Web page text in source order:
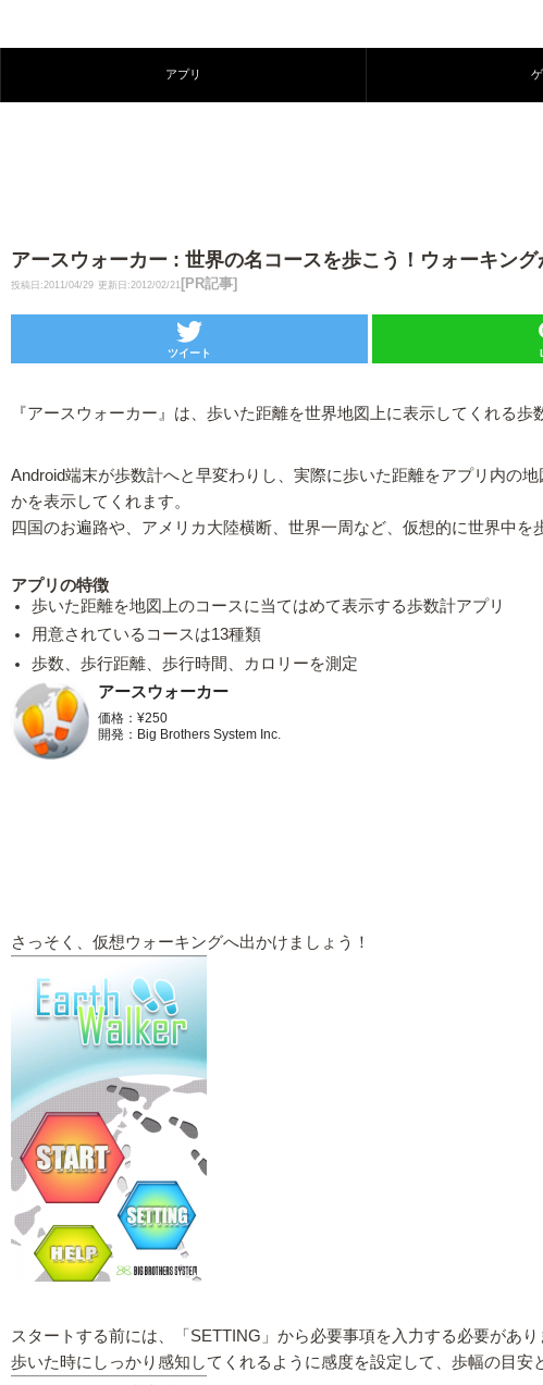
アプリ
アースウォーカー : 世界の名コースを歩こう！ウォーキン
投稿日:2011/04/29 更新日:2012/02/21 [PR記事]
ツイート
『アースウォーカー』は、歩いた距離を世界地図上に表示してくれる歩
Android端末が歩数計へと早変わりし、実際に歩いた距離をアプリ内の
かを表示してくれます。
四国のお遍路や、アメリカ大陸横断、世界一周など、仮想的に世界中
アプリの特徴
歩いた距離を地図上のコースに当てはめて表示する歩数計アプリ
用意されているコースは13種類
歩数、歩行距離、歩行時間、カロリーを測定
アースウォーカー
価格：¥250
開発：Big Brothers System Inc.
さっそく、仮想ウォーキングへ出かけましょう！
スタートする前には、「SETTING」から必要事項を入力する必要があり
歩いた時にしっかり感知してくれるように感度を設定して、歩幅の目安